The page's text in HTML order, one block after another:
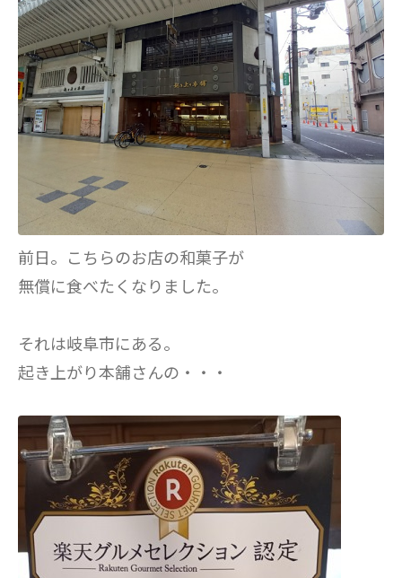
前日。こちらのお店の和菓子が
無償に食べたくなりました。
それは岐阜市にある。
起き上がり本舗さんの・・・